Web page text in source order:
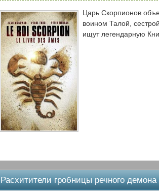
Царь Скорпионов
воином Талой,
ищут легендарную
Расхитители гробницы речного